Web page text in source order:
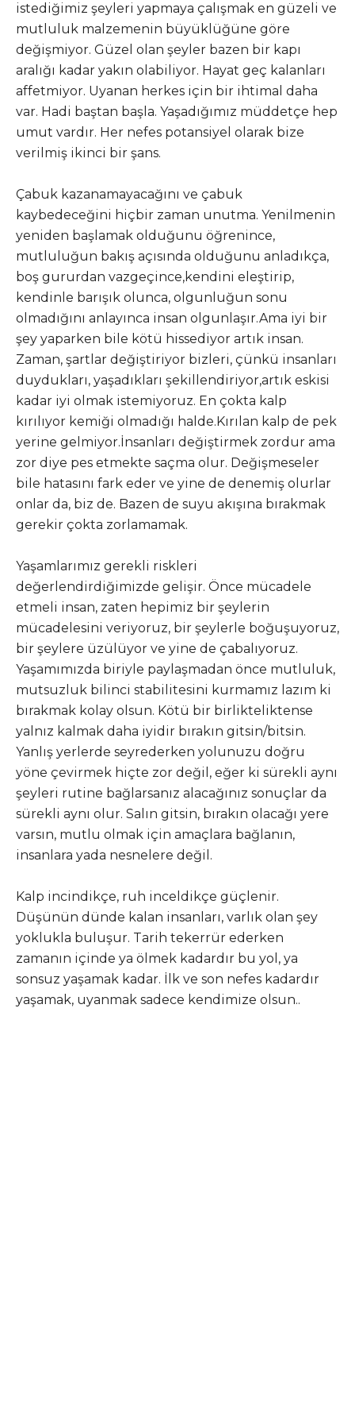
istediğimiz şeyleri yapmaya çalışmak en güzeli ve
mutluluk malzemenin büyüklüğüne göre
değişmiyor. Güzel olan şeyler bazen bir kapı
aralığı kadar yakın olabiliyor. Hayat geç kalanları
affetmiyor. Uyanan herkes için bir ihtimal daha
var. Hadi baştan başla. Yaşadığımız müddetçe hep
umut vardır. Her nefes potansiyel olarak bize
verilmiş ikinci bir şans.
Çabuk kazanamayacağını ve çabuk
kaybedeceğini hiçbir zaman unutma. Yenilmenin
yeniden başlamak olduğunu öğrenince,
mutluluğun bakış açısında olduğunu anladıkça,
boş gururdan vazgeçince,kendini eleştirip,
kendinle barışık olunca, olgunluğun sonu
olmadığını anlayınca insan olgunlaşır.Ama iyi bir
şey yaparken bile kötü hissediyor artık insan.
Zaman, şartlar değiştiriyor bizleri, çünkü insanları
duydukları, yaşadıkları şekillendiriyor,artık eskisi
kadar iyi olmak istemiyoruz. En çokta kalp
kırılıyor kemiği olmadığı halde.Kırılan kalp de pek
yerine gelmiyor.İnsanları değiştirmek zordur ama
zor diye pes etmekte saçma olur. Değişmeseler
bile hatasını fark eder ve yine de denemiş olurlar
onlar da, biz de. Bazen de suyu akışına bırakmak
gerekir çokta zorlamamak.
Yaşamlarımız gerekli riskleri
değerlendirdiğimizde gelişir. Önce mücadele
etmeli insan, zaten hepimiz bir şeylerin
mücadelesini veriyoruz, bir şeylerle boğuşuyoruz,
bir şeylere üzülüyor ve yine de çabalıyoruz.
Yaşamımızda biriyle paylaşmadan önce mutluluk,
mutsuzluk bilinci stabilitesini kurmamız lazım ki
bırakmak kolay olsun. Kötü bir birlikteliktense
yalnız kalmak daha iyidir bırakın gitsin/bitsin.
Yanlış yerlerde seyrederken yolunuzu doğru
yöne çevirmek hiçte zor değil, eğer ki sürekli aynı
şeyleri rutine bağlarsanız alacağınız sonuçlar da
sürekli aynı olur. Salın gitsin, bırakın olacağı yere
varsın, mutlu olmak için amaçlara bağlanın,
insanlara yada nesnelere değil.
Kalp incindikçe, ruh inceldikçe güçlenir.
Düşünün dünde kalan insanları, varlık olan şey
yoklukla buluşur. Tarih tekerrür ederken
zamanın içinde ya ölmek kadardır bu yol, ya
sonsuz yaşamak kadar. İlk ve son nefes kadardır
yaşamak, uyanmak sadece kendimize olsun..